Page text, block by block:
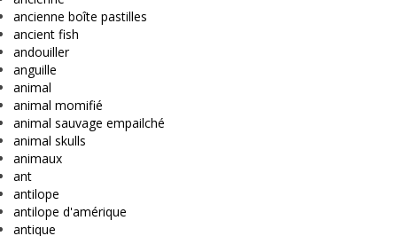
ancienne boîte pastilles
ancient fish
andouiller
anguille
animal
animal momifié
animal sauvage empailché
animal skulls
animaux
ant
antilope
antilope d'amérique
antique